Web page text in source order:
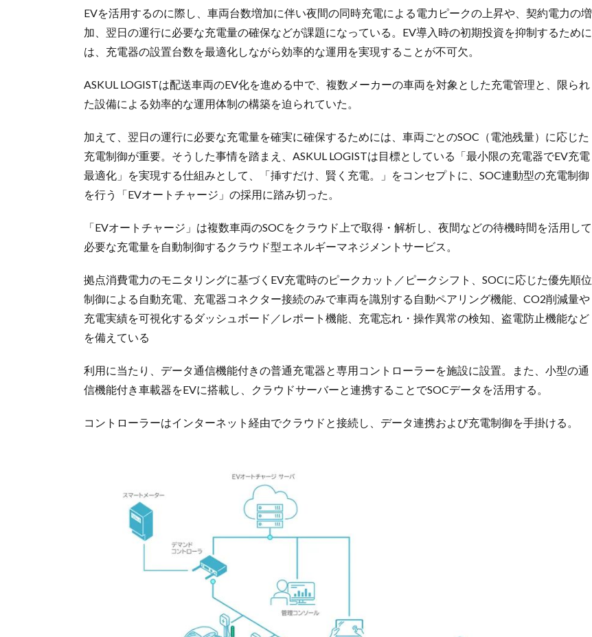
EVを活用するのに際し、車両台数増加に伴い夜間の同時充電による電力ピークの上昇や、契約電力の増
加、翌日の運行に必要な充電量の確保などが課題になっている。EV導入時の初期投資を抑制するために
は、充電器の設置台数を最適化しながら効率的な運用を実現することが不可欠。
ASKUL LOGISTは配送車両のEV化を進める中で、複数メーカーの車両を対象とした充電管理と、限られ
た設備による効率的な運用体制の構築を迫られていた。
加えて、翌日の運行に必要な充電量を確実に確保するためには、車両ごとのSOC（電池残量）に応じた
充電制御が重要。そうした事情を踏まえ、ASKUL LOGISTは目標としている「最小限の充電器でEV充電
最適化」を実現する仕組みとして、「挿すだけ、賢く充電。」をコンセプトに、SOC連動型の充電制御
を行う「EVオートチャージ」の採用に踏み切った。
「EVオートチャージ」は複数車両のSOCをクラウド上で取得・解析し、夜間などの待機時間を活用して
必要な充電量を自動制御するクラウド型エネルギーマネジメントサービス。
拠点消費電力のモニタリングに基づくEV充電時のピークカット／ピークシフト、SOCに応じた優先順位
制御による自動充電、充電器コネクター接続のみで車両を識別する自動ペアリング機能、CO2削減量や
充電実績を可視化するダッシュボード／レポート機能、充電忘れ・操作異常の検知、盗電防止機能など
を備えている
利用に当たり、データ通信機能付きの普通充電器と専用コントローラーを施設に設置。また、小型の通
信機能付き車載器をEVに搭載し、クラウドサーバーと連携することでSOCデータを活用する。
コントローラーはインターネット経由でクラウドと接続し、データ連携および充電制御を手掛ける。